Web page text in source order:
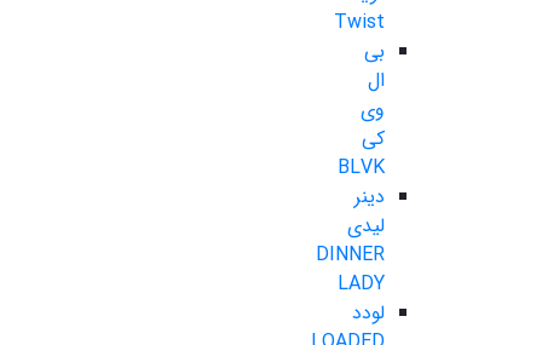
Twist
بی
ال
وی
کی
BLVK
دینر
لیدی
DINNER
LADY
لودد